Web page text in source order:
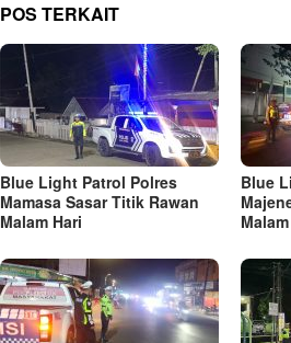
POS TERKAIT
Blue Light Patrol Polres
Mamasa Sasar Titik Rawan
Malam Hari
Blue